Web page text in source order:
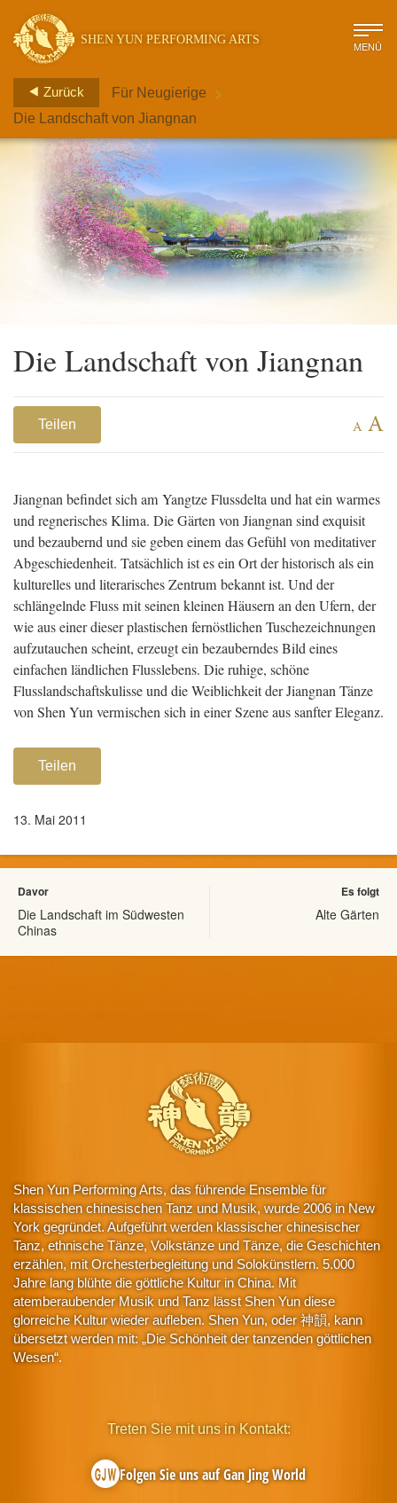
SHEN YUN PERFORMING ARTS MENÜ
Zurück Für Neugierige >
Die Landschaft von Jiangnan
Die Landschaft von Jiangnan
Teilen A A
Jiangnan befindet sich am Yangtze Flussdelta und hat ein warmes
und regnerisches Klima. Die Gärten von Jiangnan sind exquisit
und bezaubernd und sie geben einem das Gefühl von meditativer
Abgeschiedenheit. Tatsächlich ist es ein Ort der historisch als ein
kulturelles und literarisches Zentrum bekannt ist. Und der
schlängelnde Fluss mit seinen kleinen Häusern an den Ufern, der
wie aus einer dieser plastischen fernöstlichen Tuschezeichnungen
aufzutauchen scheint, erzeugt ein bezauberndes Bild eines
einfachen ländlichen Flusslebens. Die ruhige, schöne
Flusslandschaftskulisse und die Weiblichkeit der Jiangnan Tänze
von Shen Yun vermischen sich in einer Szene aus sanfter Eleganz.
Teilen
13. Mai 2011
Davor
Die Landschaft im Südwesten
Chinas
Es folgt
Alte Gärten
Shen Yun Performing Arts, das führende Ensemble für
klassischen chinesischen Tanz und Musik, wurde 2006 in New
York gegründet. Aufgeführt werden klassischer chinesischer
Tanz, ethnische Tänze, Volkstänze und Tänze, die Geschichten
erzählen, mit Orchesterbegleitung und Solokünstlern. 5.000
Jahre lang blühte die göttliche Kultur in China. Mit
atemberaubender Musik und Tanz lässt Shen Yun diese
glorreiche Kultur wieder aufleben. Shen Yun, oder 神韻, kann
übersetzt werden mit: „Die Schönheit der tanzenden göttlichen
Wesen“.
Treten Sie mit uns in Kontakt:
Folgen Sie uns auf Gan Jing World